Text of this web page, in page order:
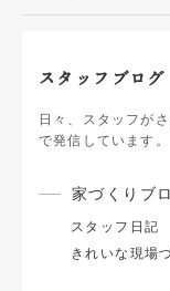
スタッフブログ
日々、スタッフが
で発信しています。
家づくりブ
スタッフ日記
きれいな現場